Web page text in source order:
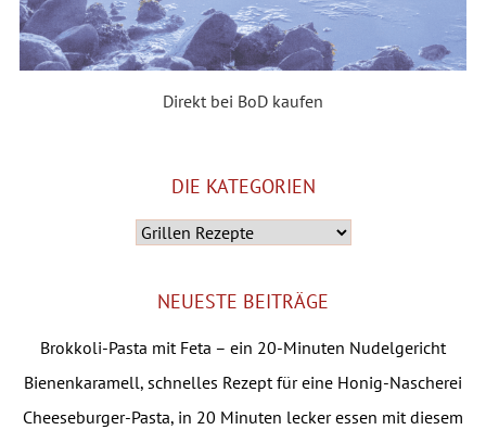
Direkt bei BoD kaufen
DIE KATEGORIEN
NEUESTE BEITRÄGE
Brokkoli-Pasta mit Feta – ein 20-Minuten Nudelgericht
Bienenkaramell, schnelles Rezept für eine Honig-Nascherei
Cheeseburger-Pasta, in 20 Minuten lecker essen mit diesem